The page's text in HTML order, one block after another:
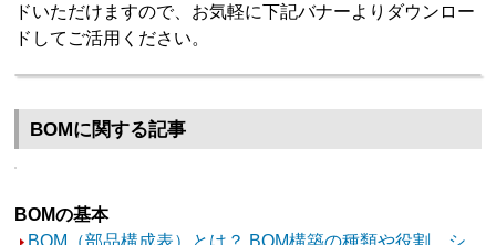
ドいただけますので、お気軽に下記バナーよりダウンロー
ドしてご活用ください。
BOMに関する記事
BOMの基本